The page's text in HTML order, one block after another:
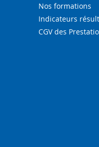
Nos formations
Indicateurs
CGV des